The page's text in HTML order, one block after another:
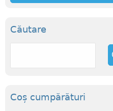
Căutare
C
Coș cumpărături